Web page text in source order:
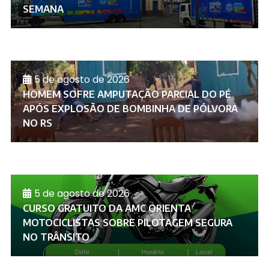
SEMANA
5 de agosto de 2026
HOMEM SOFRE AMPUTAÇÃO PARCIAL DO PÉ
APÓS EXPLOSÃO DE BOMBINHA DE PÓLVORA
NO RS
5 de agosto de 2026
CURSO GRATUITO DA AMC ORIENTA
MOTOCICLISTAS SOBRE PILOTAGEM SEGURA
NO TRÂNSITO